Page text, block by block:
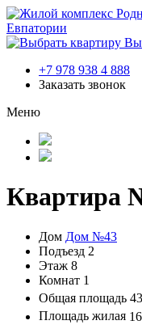
Евпатории
+7 978 938 4 888
Заказать звонок
Меню
Квартира
Дом Дом №43
Подъезд 2
Этаж 8
Комнат 1
Общая площадь
Площадь жилая